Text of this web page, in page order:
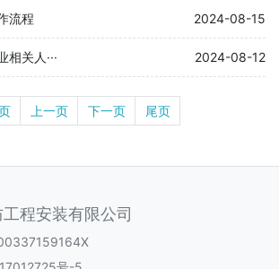
流程 2024-08-15
关人··· 2024-08-12
上一页 下一页 尾页
程安装有限公司